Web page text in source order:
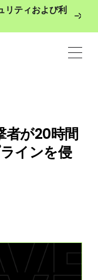
リティおよび利
が20時間
インを侵